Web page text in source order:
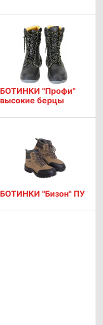
БОТИНКИ "Профи"
высокие берцы
БОТИНКИ "Бизон" ПУ